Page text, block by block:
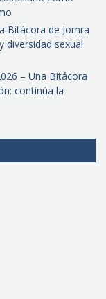
Bitácora de Jomra
diversidad sexual
– Una Bitácora
continúa la